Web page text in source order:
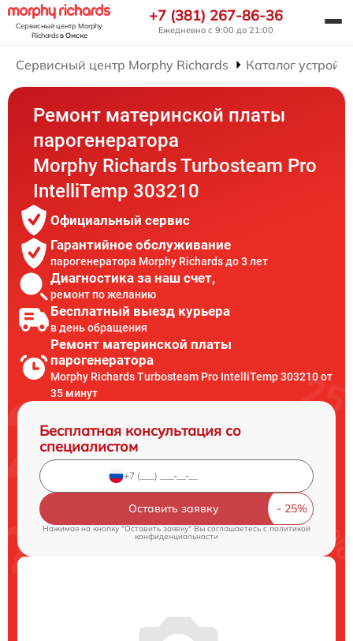
Сервисный центр Morphy
Richardsв Омске
+7 (381) 267-86-36
Ежедневно с 9:00 до 21:00
Сервисный центр Morphy Richards Каталог
Ремонт материнской платы
парогенератора
Morphy Richards Turbosteam Pro
IntelliTemp 303210
Официальный сервис
Гарантийное обслуживание
парогенератора Morphy Richards до 3 лет
Диагностика за наш счет,
ремонт по желанию
Бесплатный выезд курьера
в день обращения
Ремонт материнской платы
парогенератора
Morphy Richards Turbosteam Pro IntelliTemp 303210 от
35 минут
Бесплатная консультация со
специалистом
Оставить заявку
Нажимая на кнопку "Оставить заявку" Вы соглашаетесь cполитикой
конфиденциальности